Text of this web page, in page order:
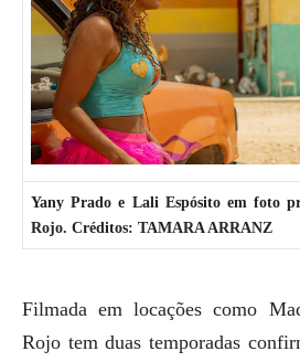
Yany Prado e Lali Espósito em foto
Rojo. Créditos: TAMARA ARRANZ
Filmada em locações como
Rojo tem duas temporadas